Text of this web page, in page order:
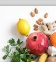
principalmente a
equilibrada são
contribuintes
às DCNT. Desta